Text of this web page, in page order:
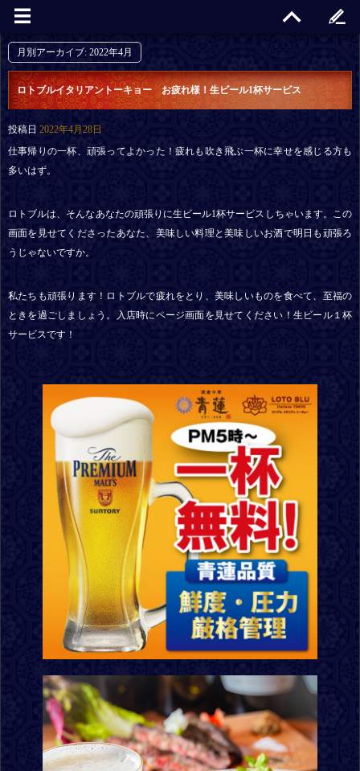
月別アーカイブ: 2022年4月
ロトブルイタリアントーキョー お疲れ様！生ビール1杯サービス
投稿日 2022年4月28日
仕事帰りの一杯、頑張ってよかった！疲れも吹き飛ぶ一杯に幸せを感じる方も
多いはず。
ロトブルは、そんなあなたの頑張りに生ビール1杯サービスしちゃいます。この
画面を見せてくださったあなた、美味しい料理と美味しいお酒で明日も頑張ろ
うじゃないですか。
私たちも頑張ります！ロトブルで疲れをとり、美味しいものを食べて、至福の
ときを過ごしましょう。入店時にページ画面を見せてください！生ビール１杯
サービスです！